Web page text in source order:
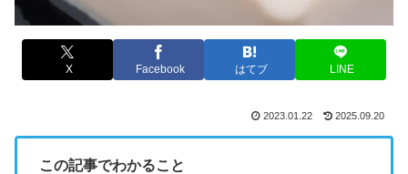
X Facebook はてブ LINE
2023.01.22 2025.09.20
この記事でわかること